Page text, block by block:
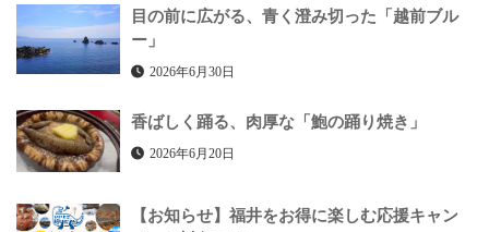
目の前に広がる、青く澄み切った「越前ブル
ー」
2026年6月30日
香ばしく踊る、肉厚な「鮑の踊り焼き」
2026年6月20日
【お知らせ】福井をお得に楽しむ応援キャン